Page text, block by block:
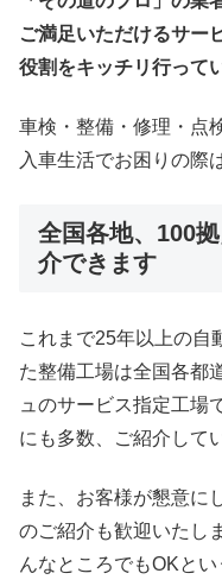
ご満足いただけるサー
役割をキッチリ行って
車検・整備・修理・点
入車生活でお困りの際
全国各地、100
介できます
これまで25年以上の自
た整備工場は全国各都
ュのサービス指定工場
にも多数、ご紹介して
また、お客様が懇意に
のご紹介も歓迎いたし
んなところでもOKと